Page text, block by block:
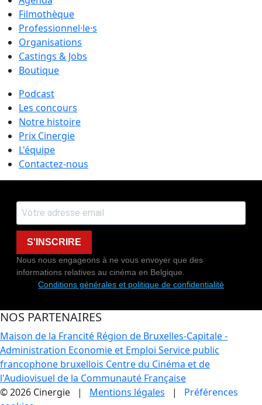
Filmothèque
Professionnel·le·s
Organisations
Castings & Jobs
Boutique
Podcast
Les concours
Notre histoire
Prix Cinergie
L'équipe
Contactez-nous
S'INSCRIRE
Nous nous engageons à ne vous envoyer que des
informations relatives au cinéma en Belgique.
Conditions générales et politique de confidentialité
NOS PARTENAIRES
Maison de la Francité Région de Bruxelles-Capitale -
Administration Economie et Emploi Service public
francophone bruxellois Centre du Cinéma et de
l'Audiovisuel de la Communauté Française
© 2026 Cinergie | Mentions légales | Préférences